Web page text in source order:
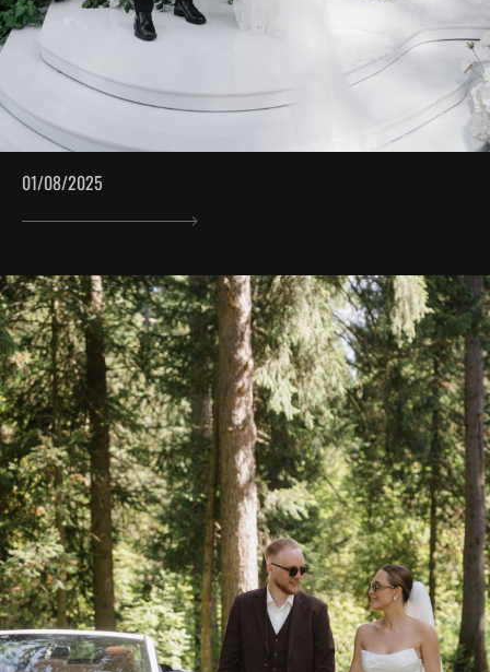
01/08/2025